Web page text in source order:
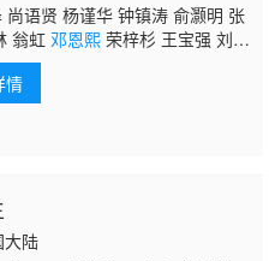
尚语贤 杨谨华 钟镇涛 俞灏明 张
翁虹 邓恩熙荣梓杉 王宝强 刘昊
甯 托尼·贾 杜德伟 吕颂贤 连
楚濋 傅隽 楼学贤 王乙 易天雄 鹤
孟芷旭 赵永洪 何昕霖 张世 李星
情
陆